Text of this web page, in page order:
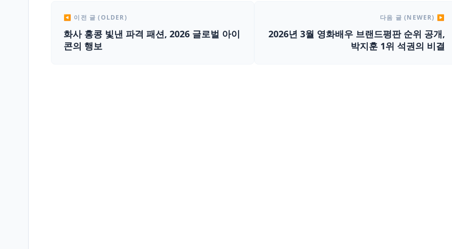
◀ 이전 글 (OLDER)
화사 홍콩 빛낸 파격 패션, 2026 글로벌 아이
콘의 행보
다음 글 (NEWER) ▶
2026년 3월 영화배우 브랜드평판 순위 공개,
박지훈 1위 석권의 비결